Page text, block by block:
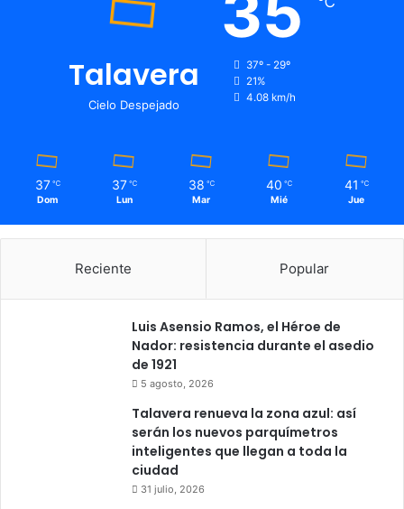
Talavera
Cielo Despejado
37º - 29º
21%
4.08 km/h
37 ℃
Dom
37 ℃
Lun
38 ℃
Mar
40 ℃
Mié
41 ℃
Jue
Reciente Popular
Luis Asensio Ramos, el Héroe de
Nador: resistencia durante el asedio
de 1921
5 agosto, 2026
Talavera renueva la zona azul: así
serán los nuevos parquímetros
inteligentes que llegan a toda la
ciudad
31 julio, 2026